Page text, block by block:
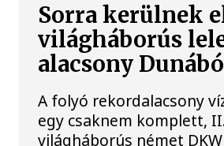
Sorra kerülnek
világháborús
alacsony
A folyó rekordalacsony
egy csaknem komplett,
világháborús német DKW